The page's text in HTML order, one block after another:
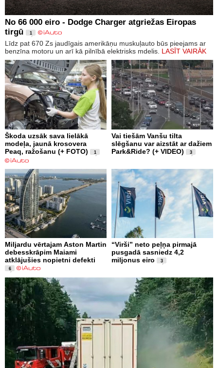
No 66 000 eiro - Dodge Charger atgriežas Eiropas
tirgū
1
Līdz pat 670 Zs jaudīgais amerikāņu muskuļauto būs pieejams ar
benzīna motoru un arī kā pilnībā elektrisks mdelis. LASĪT VAIRĀK
Škoda uzsāk sava lielākā
modeļa, jaunā krosovera
Peaq, ražošanu (+ FOTO)
1
Vai tiešām Vanšu tilta
slēgšanu var aizstāt ar dažiem
Park&Ride? (+ VIDEO)
3
Miljardu vērtajam Aston Martin
debesskrāpim Maiami
atklājušies nopietni defekti
6
“Virši” neto peļņa pirmajā
pusgadā sasniedz 4,2
miljonus eiro
3